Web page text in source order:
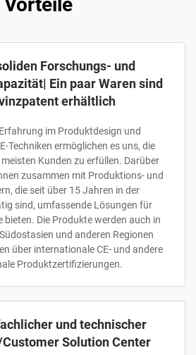
Forschungs- und
Ein paar Waren sind
erhältlich
im Produktdesign und
Techniken ermöglichen es uns, die
Kunden zu erfüllen. Darüber
zusammen mit Produktions- und
die seit über 15 Jahren in der
sind, umfassende Lösungen für
bieten. Die Produkte werden auch in
und anderen Regionen
über internationale CE- und andere
Produktzertifizierungen.
und technischer
Solution Center